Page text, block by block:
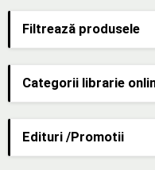
Filtrează produsele
Categorii librarie
Edituri /Promotii